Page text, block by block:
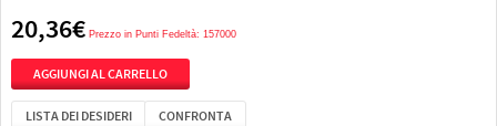
20,36€ Prezzo in Punti Fedeltà: 157000
LISTA DEI DESIDERI CONFRONTA